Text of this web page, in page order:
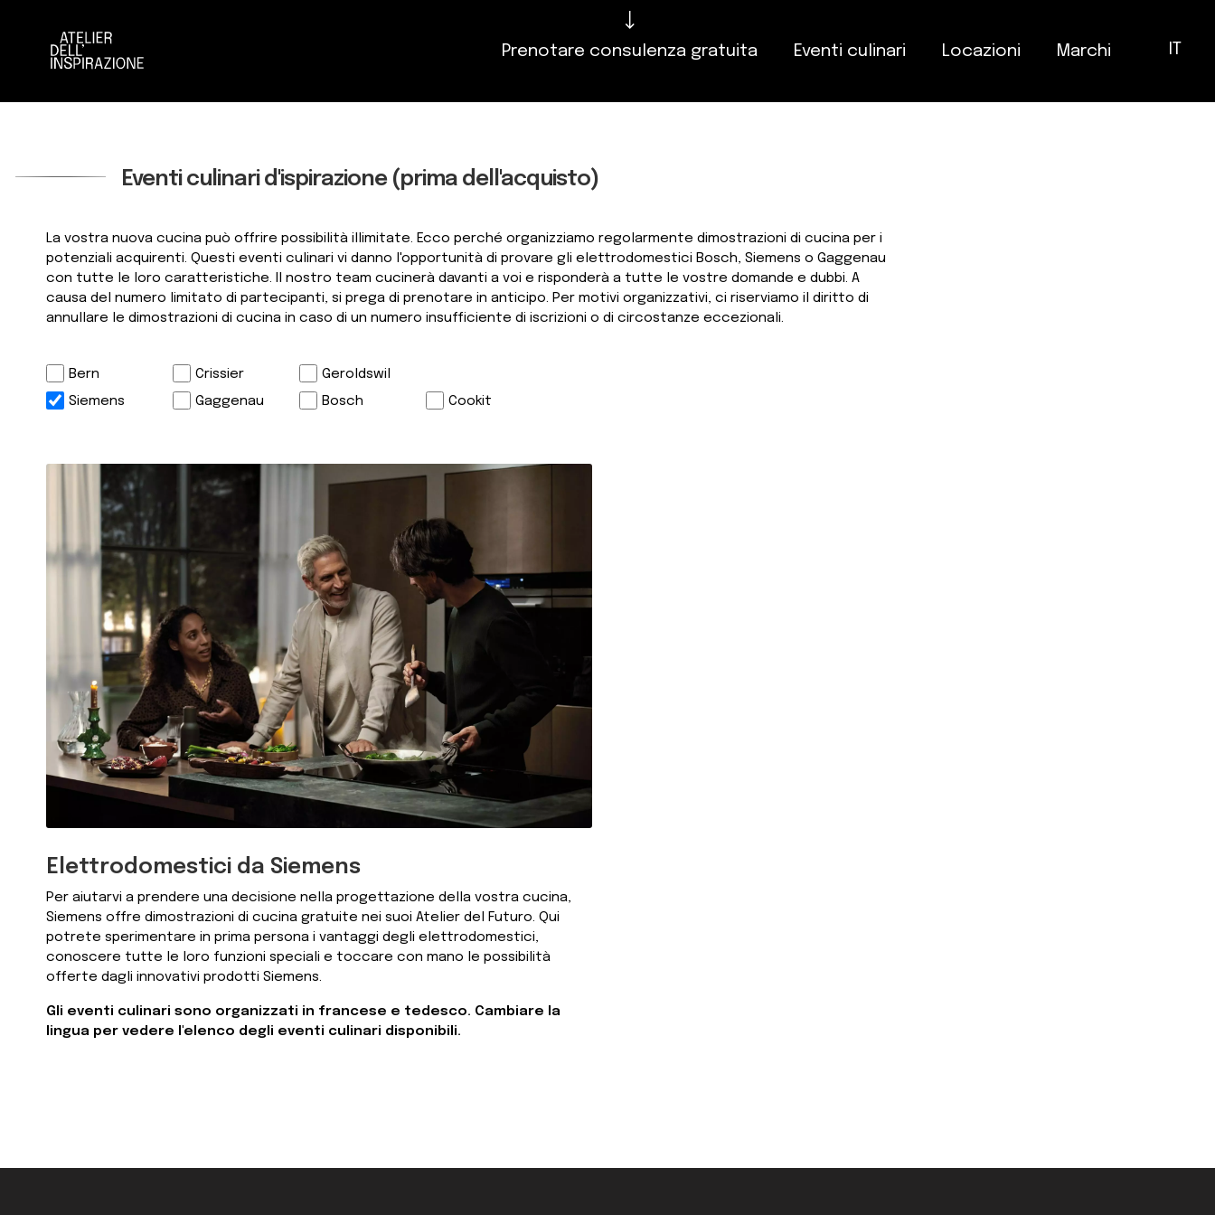
Prenotare consulenza gratuita Eventi culinari Locazioni Marchi IT
Eventi culinari d'ispirazione (prima dell'acquisto)
La vostra nuova cucina può offrire possibilità illimitate. Ecco perché organizziamo regolarmente dimostrazioni di cucina per i
potenziali acquirenti. Questi eventi culinari vi danno l'opportunità di provare gli elettrodomestici Bosch, Siemens o Gaggenau
con tutte le loro caratteristiche. Il nostro team cucinerà davanti a voi e risponderà a tutte le vostre domande e dubbi. A
causa del numero limitato di partecipanti, si prega di prenotare in anticipo. Per motivi organizzativi, ci riserviamo il diritto di
annullare le dimostrazioni di cucina in caso di un numero insufficiente di iscrizioni o di circostanze eccezionali.
Bern Crissier
Geroldswil
Siemens
Gaggenau Bosch Cookit
Elettrodomestici da Siemens
Per aiutarvi a prendere una decisione nella progettazione della vostra cucina,
Siemens offre dimostrazioni di cucina gratuite nei suoi Atelier del Futuro. Qui
potrete sperimentare in prima persona i vantaggi degli elettrodomestici,
conoscere tutte le loro funzioni speciali e toccare con mano le possibilità
offerte dagli innovativi prodotti Siemens.
Gli eventi culinari sono organizzati in francese e tedesco. Cambiare la
lingua per vedere l'elenco degli eventi culinari disponibili.